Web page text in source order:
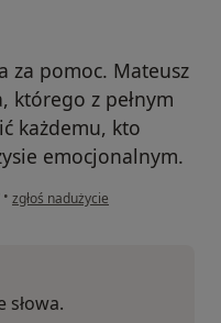
za pomoc. Mateusz
którego z pełnym
każdemu, kto
emocjonalnym.
• w opinii użytkownika Iwona
zgłoś nadużycie
słowa.